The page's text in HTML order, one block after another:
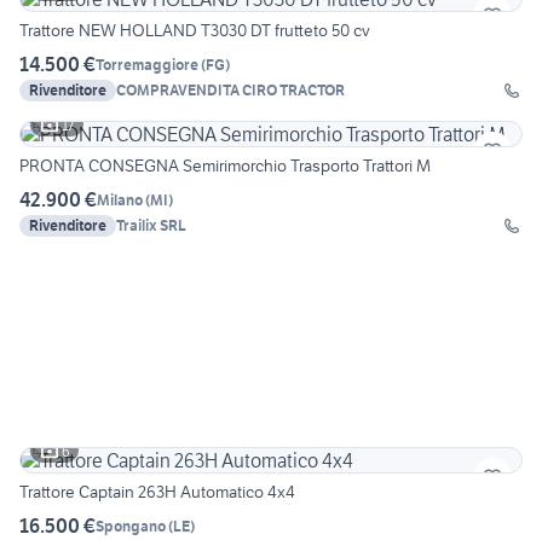
Trattore NEW HOLLAND T3030 DT frutteto 50 cv
14.500 €Torremaggiore(FG)
Rivenditore COMPRAVENDITA CIRO TRACTOR
17
PRONTA CONSEGNA Semirimorchio Trasporto Trattori M
42.900 €Milano(MI)
Rivenditore Trailix SRL
6
Trattore Captain 263H Automatico 4x4
16.500 €Spongano(LE)